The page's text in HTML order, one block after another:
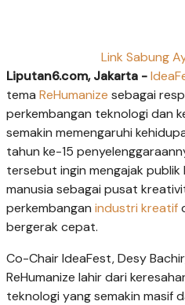
Link Sabung
Liputan6.com, Jakarta -
tema ReHumanize sebagai
perkembangan teknologi dan
semakin memengaruhi
tahun ke-15
tersebut ingin mengajak publik
manusia sebagai pusat
perkembangan industri kreatif
bergerak cepat.
Co-Chair IdeaFest, Desy
ReHumanize lahir dari
teknologi yang semakin masif